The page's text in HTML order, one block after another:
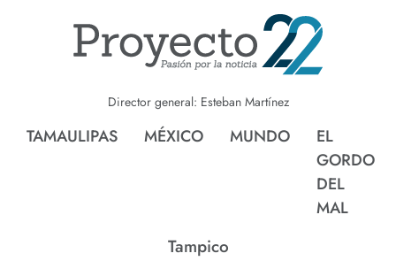
Director general: Esteban Martínez
TAMAULIPAS MÉXICO MUNDO
EL
GORDO
DEL
MAL
Tampico